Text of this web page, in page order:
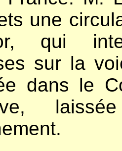
une
qui
sur la
dans le